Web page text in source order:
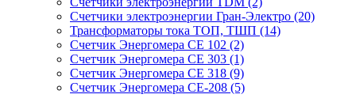
Счетчики электроэнергии Гран-Электро (20)
Трансформаторы тока ТОП, ТШП (14)
Счетчик Энергомера СЕ 102 (2)
Счетчик Энергомера СЕ 303 (1)
Счетчик Энергомера СЕ 318 (9)
Счетчик Энергомера СЕ-208 (5)